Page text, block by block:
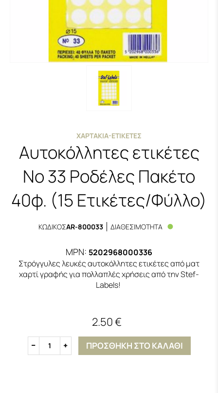
ΧΑΡΤΆΚΙΑ-ΕΤΙΚΈΤΕΣ
Αυτοκόλλητες ετικέτες
No 33 Ροδέλες Πακέτο
40φ. (15 Ετικέτες/Φύλλο)
ΚΩΔΙΚΟΣAR-800033 ΔΙΑΘΕΣΙΜΟΤΗΤΑ
MPN: 5202968000336
Στρόγγυλες λευκές αυτοκόλλητες ετικέτες από ματ
χαρτί γραφής για πολλαπλές χρήσεις από την Stef-
Labels!
2.50 €
1 ΠΡΟΣΘΗΚΗ ΣΤΟ ΚΑΛΑΘΙ